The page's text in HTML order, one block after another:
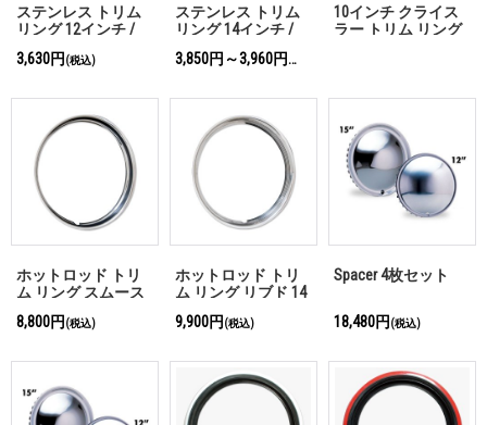
ステンレス トリム
リング 12インチ /
3,630円 (税込)
ステンレス トリム
リング 14インチ /
3,850円～3,960円
(税込)
10インチ クライス
ラー トリム リング
ホットロッド トリ
ム リング スムース
/ 16インチ
8,800円 (税込)
ホットロッド トリ
ム リング リブド 14
16インチ
9,900円 (税込)
Spacer 4枚セット
18,480円 (税込)